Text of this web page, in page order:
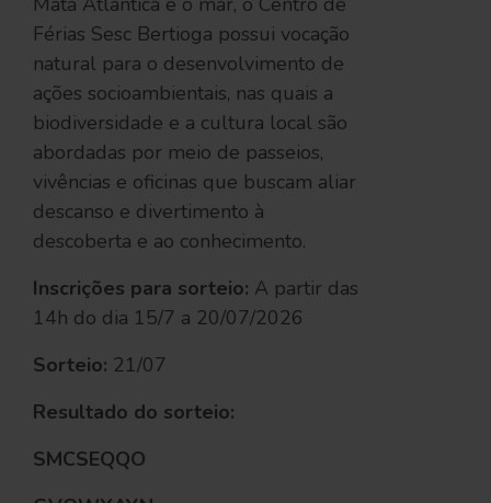
Férias Sesc Bertioga possui vocação
natural para o desenvolvimento de
ações socioambientais, nas quais a
biodiversidade e a cultura local são
abordadas por meio de passeios,
vivências e oficinas que buscam aliar
descanso e divertimento à
descoberta e ao conhecimento.
Inscrições para sorteio: A partir das
14h do dia 15/7 a 20/07/2026
Sorteio: 21/07
Resultado do sorteio:
SMCSEQQO